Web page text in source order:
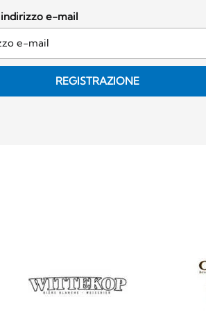
e-mail
REGISTRAZIONE